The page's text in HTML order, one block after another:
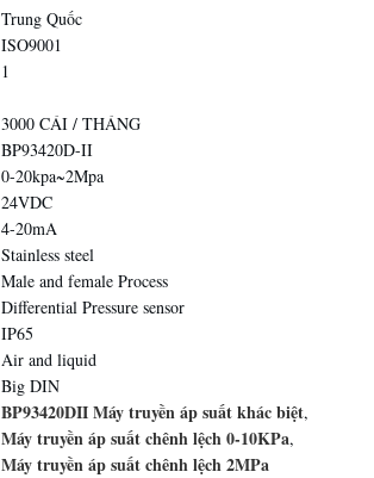
Trung Quốc
ISO9001
1
3000 CÁI / THÁNG
BP93420D-II
0-20kpa~2Mpa
24VDC
4-20mA
Stainless steel
Male and female Process
Differential Pressure sensor
IP65
Air and liquid
Big DIN
BP93420DII Máy truyền áp suất khác biệt,
Máy truyền áp suất chênh lệch 0-10KPa,
Máy truyền áp suất chênh lệch 2MPa